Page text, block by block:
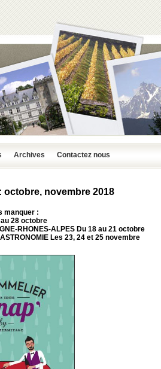
Archives Contactez nous
octobre, novembre 2018
manquer :
28 octobre
RHONES-ALPES Du 18 au 21 octobre
Les 23, 24 et 25 novembre